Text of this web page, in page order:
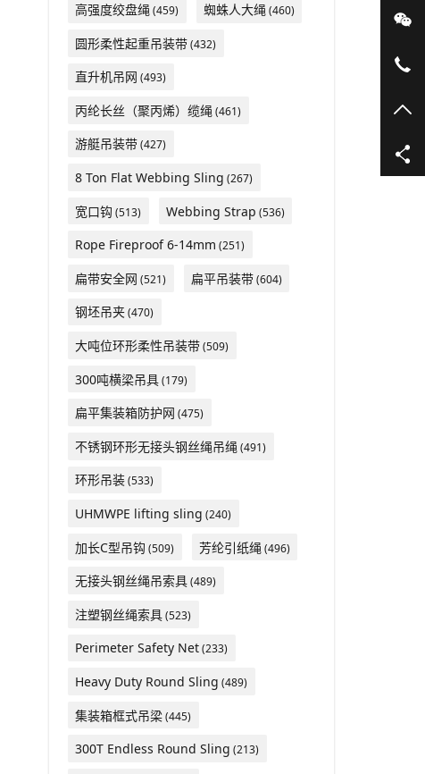
高强度绞盘绳(459) 蜘蛛人大绳(460)
圆形柔性起重吊装带(432)
直升机吊网 (493)
丙纶长丝（聚丙烯）缆绳(461)
游艇吊装带(427)
8 Ton Flat Webbing Sling (267)
宽口钩 (513) Webbing Strap (536)
Rope Fireproof 6-14mm (251)
扁带安全网 (521) 扁平吊装带(604)
钢坯吊夹(470)
大吨位环形柔性吊装带(509)
300吨横梁吊具(179)
扁平集装箱防护网 (475)
不锈钢环形无接头钢丝绳吊绳(491)
环形吊装(533)
UHMWPE lifting sling (240)
加长C型吊钩 (509) 芳纶引纸绳(496)
无接头钢丝绳吊索具(489)
注塑钢丝绳索具(523)
Perimeter Safety Net(233)
Heavy Duty Round Sling (489)
集装箱框式吊梁(445)
300T Endless Round Sling (213)
微